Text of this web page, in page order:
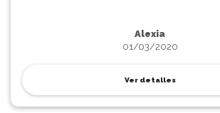
Alexia
01/03/2020
Ver detalles